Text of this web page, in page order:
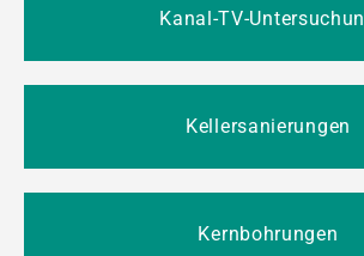
Kanal-TV-
Kellersanierungen
Kernbohrungen